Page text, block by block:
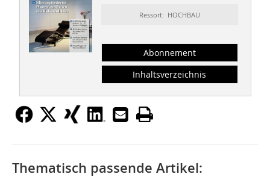
Ressort: HOCHBAU
Abonnement
Inhaltsverzeichnis
Thematisch passende Artikel: